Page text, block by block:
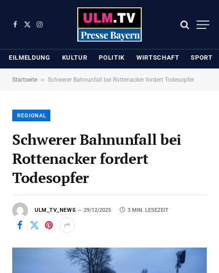
Facebook
X
Instagram
EILMELDUNG KULTUR POLITIK WIRTSCHAFT SPORT
Startseite » Schwerer Bahnunfall bei Rottenacker fordert Todesopfer
REGIONAL
Schwerer Bahnunfall bei
Rottenacker fordert
Todesopfer
ULM_TV_NEWS 29/12/2025 3 MIN. LESEZEIT